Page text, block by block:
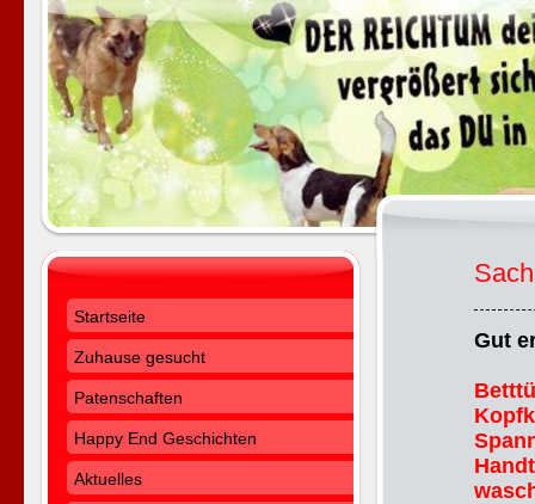
Gut
Startseite
Zuhause gesucht
Patenschaften
Happy End Geschichten
Aktuelles